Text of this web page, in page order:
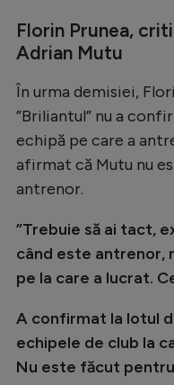
Handbal
Formula 1
Auto
Ciclism
Alte
JO 2024
JO 2026
Florin Prunea,
Adrian Mutu
În urma demisiei,
”Briliantul” nu a
echipă pe care a
afirmat că Mutu nu
antrenor.
”Trebuie să ai tact,
când este antrenor,
pe la care a lucrat.
A confirmat la lotul
echipele de club la
Nu este făcut